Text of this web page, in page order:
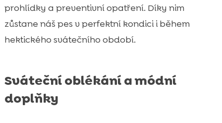
prohlídky a preventivní opatření. Díky nim
zůstane náš pes v perfektní kondici i během
hektického svátečního období.
Sváteční oblékání a módní
doplňky